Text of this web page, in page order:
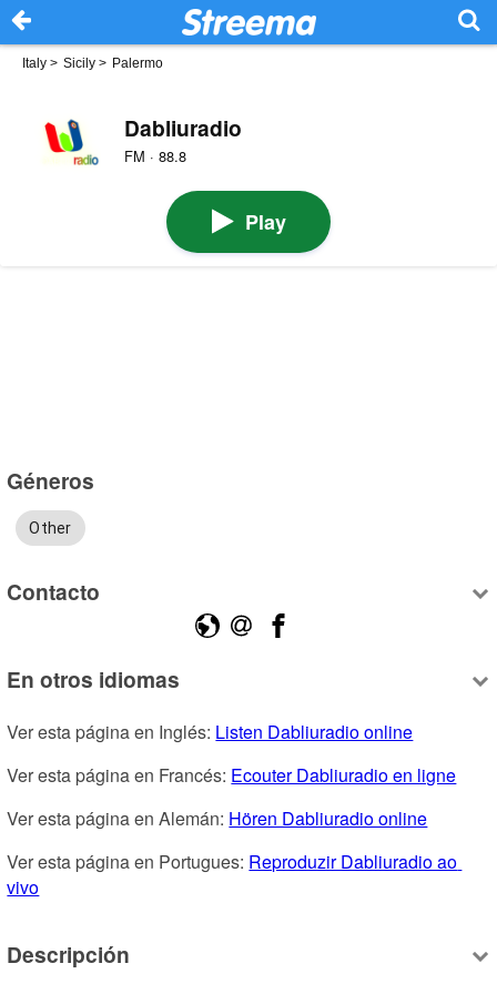
Italy > Sicily > Palermo
Dabliuradio
FM · 88.8
Play
Géneros
Other
Contacto
En otros idiomas
Ver esta página en Inglés: Listen Dabliuradio online
Ver esta página en Francés: Ecouter Dabliuradio en ligne
Ver esta página en Alemán: Hören Dabliuradio online
Ver esta página en Portugues: Reproduzir Dabliuradio ao
vivo
Descripción